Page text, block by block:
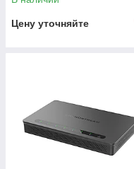
Цену уточняйте